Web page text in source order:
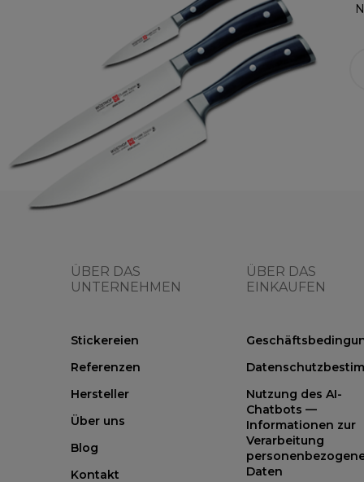
ÜBER DAS
UNTERNEHMEN
Stickereien
Referenzen
Hersteller
Über uns
Blog
Kontakt
ÜBER DAS
EINKAUFEN
Nutzung des AI-
Chatbots —
Informationen zur
Verarbeitung
Daten